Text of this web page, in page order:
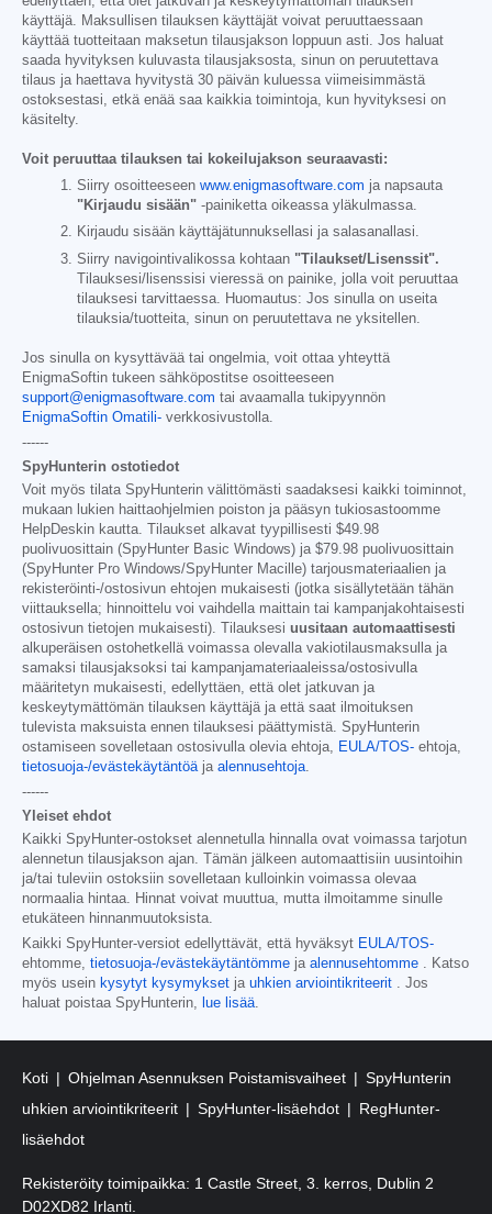
käyttäjä. Maksullisen tilauksen käyttäjät voivat peruuttaessaan
käyttää tuotteitaan maksetun tilausjakson loppuun asti. Jos haluat
saada hyvityksen kuluvasta tilausjaksosta, sinun on peruutettava
tilaus ja haettava hyvitystä 30 päivän kuluessa viimeisimmästä
ostoksestasi, etkä enää saa kaikkia toimintoja, kun hyvityksesi on
käsitelty.
Voit peruuttaa tilauksen tai kokeilujakson seuraavasti:
Siirry osoitteeseen www.enigmasoftware.com ja napsauta
"Kirjaudu sisään" -painiketta oikeassa yläkulmassa.
Kirjaudu sisään käyttäjätunnuksellasi ja salasanallasi.
Siirry navigointivalikossa kohtaan "Tilaukset/Lisenssit".
Tilauksesi/lisenssisi vieressä on painike, jolla voit peruuttaa
tilauksesi tarvittaessa. Huomautus: Jos sinulla on useita
tilauksia/tuotteita, sinun on peruutettava ne yksitellen.
Jos sinulla on kysyttävää tai ongelmia, voit ottaa yhteyttä
EnigmaSoftin tukeen sähköpostitse osoitteeseen
support@enigmasoftware.com tai avaamalla tukipyynnön
EnigmaSoftin Omatili- verkkosivustolla.
------
SpyHunterin ostotiedot
Voit myös tilata SpyHunterin välittömästi saadaksesi kaikki toiminnot,
mukaan lukien haittaohjelmien poiston ja pääsyn tukiosastoomme
HelpDeskin kautta. Tilaukset alkavat tyypillisesti $49.98
puolivuosittain (SpyHunter Basic Windows) ja $79.98 puolivuosittain
(SpyHunter Pro Windows/SpyHunter Macille) tarjousmateriaalien ja
rekisteröinti-/ostosivun ehtojen mukaisesti (jotka sisällytetään tähän
viittauksella; hinnoittelu voi vaihdella maittain tai kampanjakohtaisesti
ostosivun tietojen mukaisesti). Tilauksesi uusitaan automaattisesti
alkuperäisen ostohetkellä voimassa olevalla vakiotilausmaksulla ja
samaksi tilausjaksoksi tai kampanjamateriaaleissa/ostosivulla
määritetyn mukaisesti, edellyttäen, että olet jatkuvan ja
keskeytymättömän tilauksen käyttäjä ja että saat ilmoituksen
tulevista maksuista ennen tilauksesi päättymistä. SpyHunterin
ostamiseen sovelletaan ostosivulla olevia ehtoja,
EULA/TOS- ehtoja,
tietosuoja-/evästekäytäntöä ja alennusehtoja
------
Yleiset ehdot
Kaikki SpyHunter-ostokset alennetulla hinnalla ovat voimassa tarjotun
alennetun tilausjakson ajan. Tämän jälkeen automaattisiin uusintoihin
ja/tai tuleviin ostoksiin sovelletaan kulloinkin voimassa olevaa
normaalia hintaa. Hinnat voivat muuttua, mutta ilmoitamme sinulle
etukäteen hinnanmuutoksista.
Kaikki SpyHunter-versiot edellyttävät, että hyväksyt EULA/TOS-
ehtomme, tietosuoja-/evästekäytäntömme ja alennusehtomme . Katso
myös usein kysytyt kysymykset ja uhkien arviointikriteerit . Jos
haluat poistaa SpyHunterin,
lue lisää
Koti Ohjelman Asennuksen Poistamisvaiheet
SpyHunterin
uhkien arviointikriteerit
SpyHunter-lisäehdot
RegHunter-
lisäehdot
Rekisteröity toimipaikka: 1 Castle Street, 3. kerros, Dublin 2
D02XD82 Irlanti.